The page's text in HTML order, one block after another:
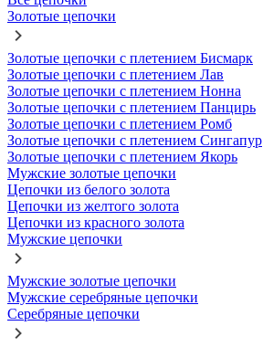
Золотые цепочки
Золотые цепочки с плетением Бисмарк
Золотые цепочки с плетением Лав
Золотые цепочки с плетением Нонна
Золотые цепочки с плетением Панцирь
Золотые цепочки с плетением Ромб
Золотые цепочки с плетением Сингапур
Золотые цепочки с плетением Якорь
Мужские золотые цепочки
Цепочки из белого золота
Цепочки из желтого золота
Цепочки из красного золота
Мужские цепочки
Мужские золотые цепочки
Мужские серебряные цепочки
Серебряные цепочки